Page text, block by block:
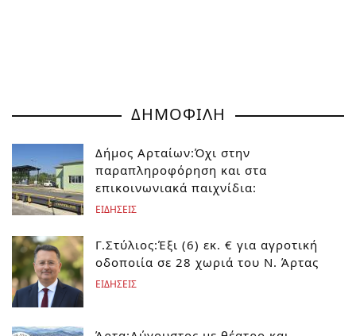
ΔΗΜΟΦΙΛΗ
Δήμος Αρταίων:Όχι στην
παραπληροφόρηση και στα
επικοινωνιακά παιχνίδια:
ΕΙΔΗΣΕΙΣ
Γ.Στύλιος:Έξι (6) εκ. € για αγροτική
οδοποιία σε 28 χωριά του Ν. Άρτας
ΕΙΔΗΣΕΙΣ